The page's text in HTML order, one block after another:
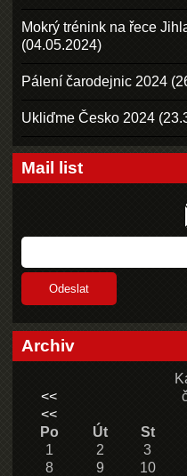
Mokrý trénink na řece
(04.05.2024)
Pálení čarodejnic 2024
Ukliďme Česko 2024
Mail list
Archiv
<<
<<
Po
Út St
1
2 3
8
9 10